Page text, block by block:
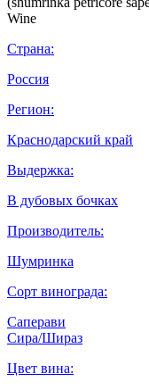
Страна:
Россия
Регион:
Краснодарский край
Выдержка:
В дубовых бочках
Производитель:
Шумринка
Сорт винограда:
Саперави
Сира/Шираз
Цвет вина: